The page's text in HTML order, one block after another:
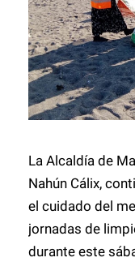
La Alcaldía de
Nahún Cálix,
el cuidado del
jornadas de
durante este